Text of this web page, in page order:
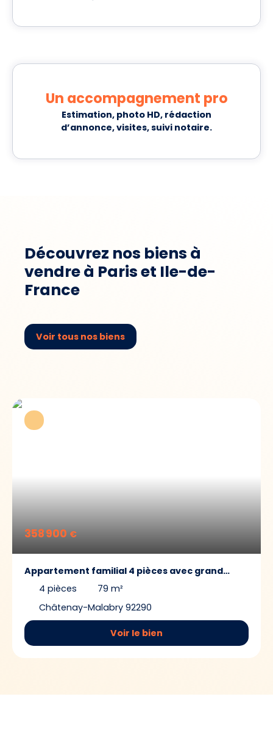
Un accompagnement pro
Estimation, photo HD, rédaction
d’annonce, visites, suivi notaire.
Découvrez nos biens à
vendre à Paris et Ile-de-
France
Voir tous nos biens
358 900 €
Appartement familial 4 pièces avec grand
4 pièces 79 m²
Châtenay-Malabry 92290
Voir le bien